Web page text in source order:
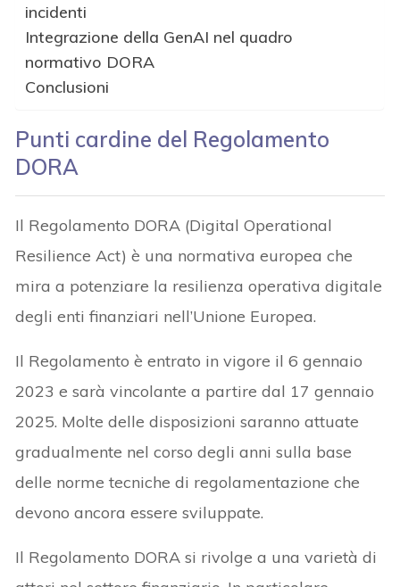
incidenti
Integrazione della GenAI nel quadro
normativo DORA
Conclusioni
Punti cardine del Regolamento
DORA
Il Regolamento DORA (Digital Operational
Resilience Act) è una normativa europea che
mira a potenziare la resilienza operativa digitale
degli enti finanziari nell’Unione Europea.
Il Regolamento è entrato in vigore il 6 gennaio
2023 e sarà vincolante a partire dal 17 gennaio
2025. Molte delle disposizioni saranno attuate
gradualmente nel corso degli anni sulla base
delle norme tecniche di regolamentazione che
devono ancora essere sviluppate.
Il Regolamento DORA si rivolge a una varietà di